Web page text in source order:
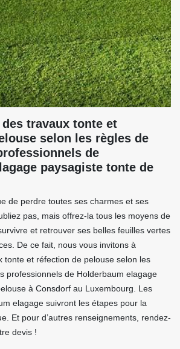
travaux tonte et
selon les règles de
de
paysagiste tonte de
de perdre toutes ses charmes et ses
pas, mais offrez-la tous les moyens de
et retrouver ses belles feuilles vertes
De ce fait, nous vous invitons à
tonte et réfection de pelouse selon les
professionnels de Holderbaum elagage
à Consdorf au Luxembourg. Les
elagage suivront les étapes pour la
Et pour d’autres renseignements, rendez-
devis !